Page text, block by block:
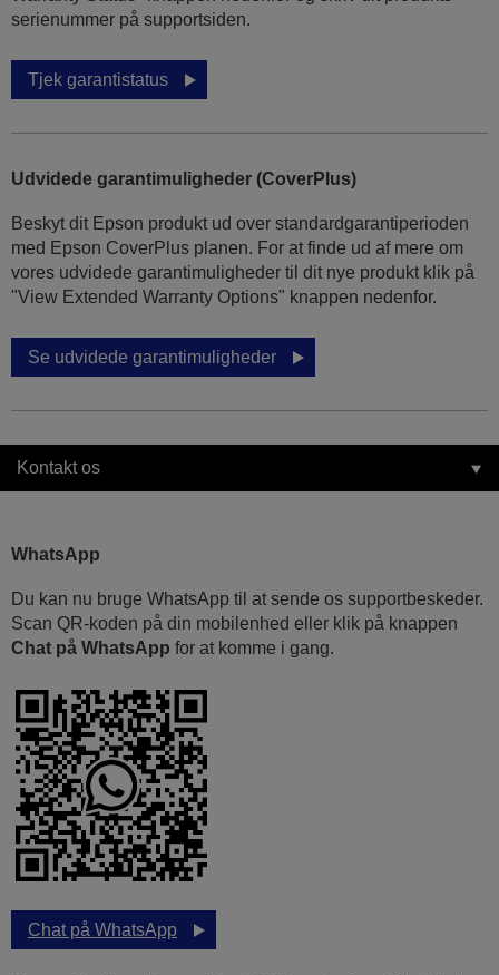
serienummer på supportsiden.
Tjek garantistatus
Udvidede garantimuligheder (CoverPlus)
Beskyt dit Epson produkt ud over standardgarantiperioden
med Epson CoverPlus planen. For at finde ud af mere om
vores udvidede garantimuligheder til dit nye produkt klik på
"View Extended Warranty Options" knappen nedenfor.
Se udvidede garantimuligheder
Kontakt os
WhatsApp
Du kan nu bruge WhatsApp til at sende os supportbeskeder.
Scan QR-koden på din mobilenhed eller klik på knappen
Chat på WhatsApp for at komme i gang.
Chat på WhatsApp